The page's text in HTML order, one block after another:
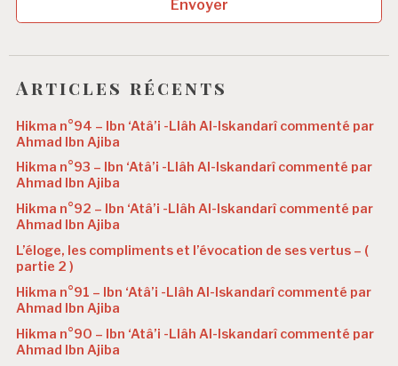
Envoyer
Articles récents
Hikma n°94 – Ibn ‘Atâ’i -Llâh Al-Iskandarî commenté par
Ahmad Ibn Ajiba
Hikma n°93 – Ibn ‘Atâ’i -Llâh Al-Iskandarî commenté par
Ahmad Ibn Ajiba
Hikma n°92 – Ibn ‘Atâ’i -Llâh Al-Iskandarî commenté par
Ahmad Ibn Ajiba
L’éloge, les compliments et l’évocation de ses vertus – (
partie 2 )
Hikma n°91 – Ibn ‘Atâ’i -Llâh Al-Iskandarî commenté par
Ahmad Ibn Ajiba
Hikma n°90 – Ibn ‘Atâ’i -Llâh Al-Iskandarî commenté par
Ahmad Ibn Ajiba